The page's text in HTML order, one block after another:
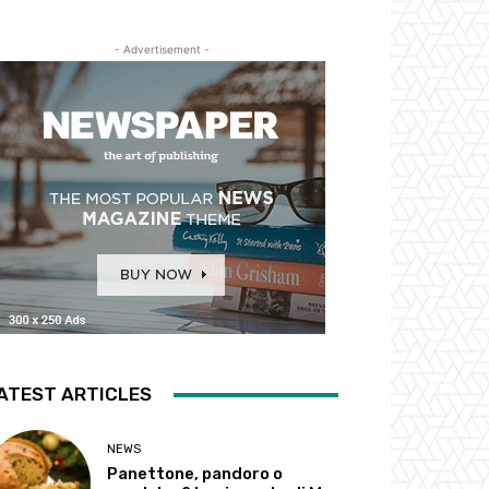
- Advertisement -
ARTICLES
NEWS
Panettone, pandoro o